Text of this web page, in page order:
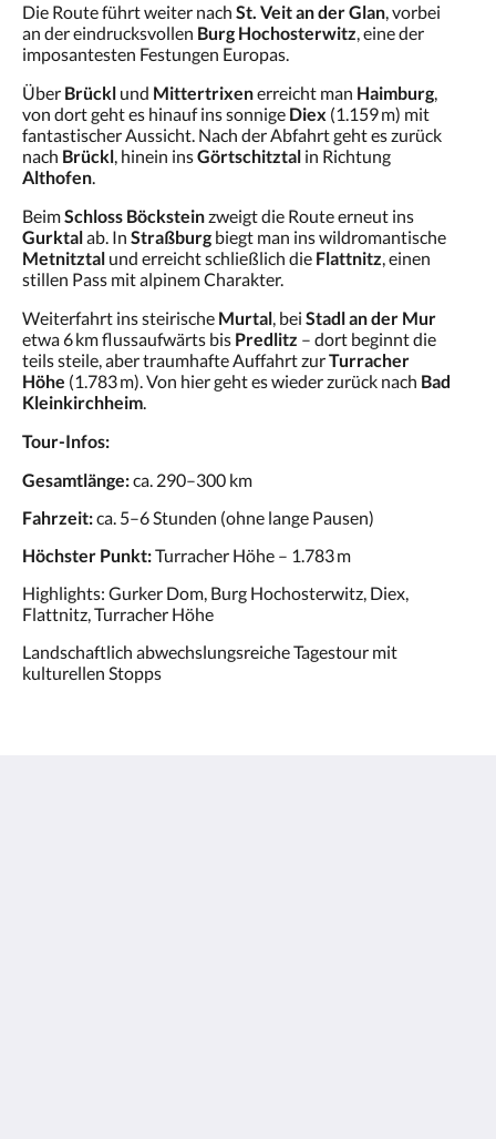
Die Route führt weiter nach St. Veit an der Glan, vorbei
an der eindrucksvollen Burg Hochosterwitz, eine der
imposantesten Festungen Europas.
Über Brückl und Mittertrixenerreicht man Haimburg,
von dort geht es hinauf ins sonnige Diex (1.159 m) mit
fantastischer Aussicht. Nach der Abfahrt geht es zurück
nach Brückl, hinein insGörtschitztal in Richtung
Althofen.
BeimSchloss Böcksteinzweigt die Route erneut ins
Gurktalab. In Straßburg biegt man ins wildromantische
Metnitztal und erreicht schließlich die Flattnitz, einen
stillen Pass mit alpinem Charakter.
Weiterfahrt ins steirische Murtal, bei Stadl an der Mur
etwa 6 km flussaufwärts bis Predlitz – dort beginnt die
teils steile, aber traumhafte Auffahrt zurTurracher
Höhe (1.783 m). Von hier geht es wieder zurück nach Bad
Kleinkirchheim.
Tour-Infos:
Gesamtlänge:ca. 290–300 km
Fahrzeit:ca. 5–6 Stunden (ohne lange Pausen)
Höchster Punkt:Turracher Höhe – 1.783 m
Highlights: Gurker Dom, Burg Hochosterwitz, Diex,
Flattnitz, Turracher Höhe
Landschaftlich abwechslungsreiche Tagestour mit
kulturellen Stopps